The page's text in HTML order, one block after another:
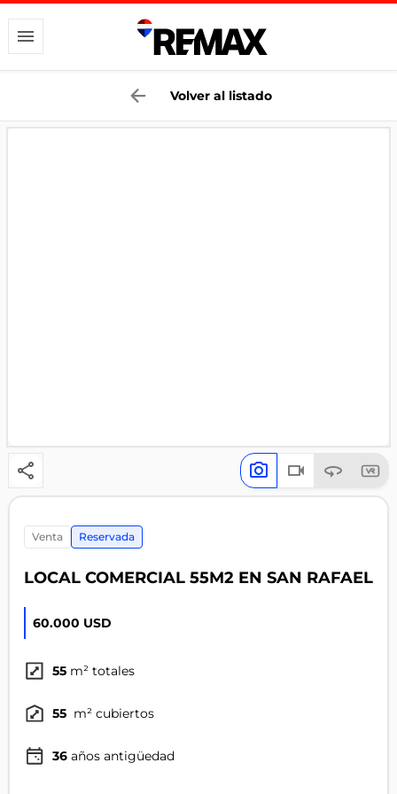
Volver al listado
venta Reservada
LOCAL COMERCIAL 55M2 EN SAN RAFAEL
60.000 USD
55 m² totales
55 m² cubiertos
36 años antigüedad